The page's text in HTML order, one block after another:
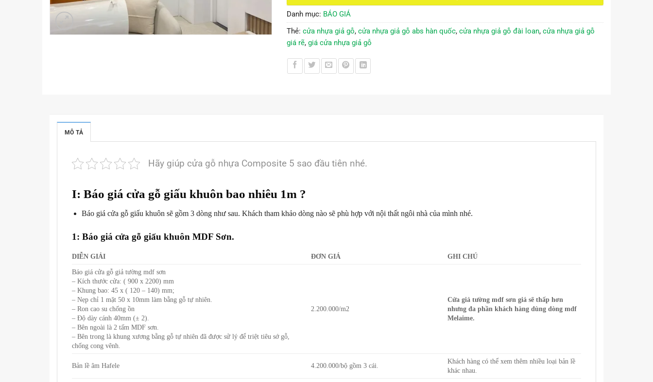
Danh mục: BÁO GIÁ
Thẻ: cửa nhựa giả gỗ, cửa nhựa giả gỗ abs hàn quốc, cửa nhựa giả gỗ đài loan, cửa nhựa giả gỗ
giá rẽ, giá cửa nhựa giả gỗ
MÔ TẢ
Hãy giúp cửa gỗ nhựa Composite 5 sao đầu tiên nhé.
I: Báo giá cửa gỗ giấu khuôn bao nhiêu 1m ?
Báo giá cửa gỗ giấu khuôn sẽ gồm 3 dòng như sau. Khách tham khảo dòng nào sẽ phù hợp với nội thất ngôi nhà của mình nhé.
1: Báo giá cửa gỗ giấu khuôn MDF Sơn.
DIỄN GIẢI ĐƠN GIÁ GHI CHÚ
Báo giá cửa gỗ giả tường mdf sơn
– Kích thước cửa: ( 900 x 2200) mm
– Khung bao: 45 x ( 120 – 140) mm;
– Nẹp chỉ 1 mặt 50 x 10mm làm bằng gỗ tự nhiên.
– Ron cao su chống ồn
– Độ dày cánh 40mm (± 2).
– Bên ngoài là 2 tấm MDF sơn.
– Bên trong là khung xương bằng gỗ tự nhiên đã được sử lý để triệt tiêu sớ gỗ,
chống cong vênh.
2.200.000/m2
Cửa giả tường mdf sơn giá sẽ thấp hơn
nhưng đa phần khách hàng dùng dòng mdf
Melaime.
Bản lề âm Hafele 4.200.000/bộ gồm 3 cái.
Khách hàng có thể xem thêm nhiều loại bản lề
khác nhau.